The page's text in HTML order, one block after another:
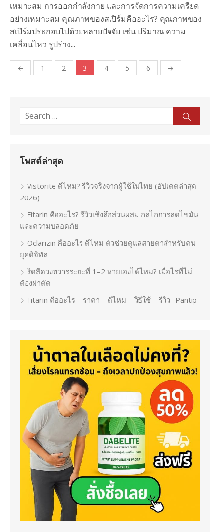
เหมาะสม การออกกำลังกาย และการจัดการความเครียด
อย่างเหมาะสม คุณภาพของสเปิร์มคืออะไร? คุณภาพของ
สเปิร์มประกอบไปด้วยหลายปัจจัย เช่น ปริมาณ ความ
เคลื่อนไหว รูปร่าง...
Posts
← 1 2 3 4 5 6 →
Search
โพสต์ล่าสุด
Vistorite ดีไหม? รีวิวจริงจากผู้ใช้ในไทย (อัปเดตล่าสุด
2026)
Fitarin คืออะไร? รีวิวเชิงลึกส่วนผสม กลไกการลดไขมัน
และความปลอดภัย
Oclarizin คืออะไร ดีไหม ตัวช่วยดูแลสายตาสำหรับคน
ยุคดิจิทัล
ริดสีดวงทวารระยะที่ 1–2 หายเองได้ไหม? เมื่อไรที่ไม่
ต้องผ่าตัด
Fitarin คืออะไร – ราคา – ดีไหม – วิธีใช้ – รีวิว- Pantip